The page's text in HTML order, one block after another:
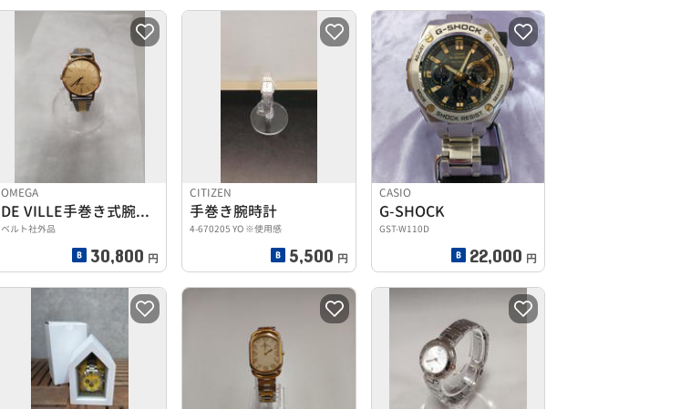
OMEGA
DE VILLE手巻き式腕時計
ベルト社外品
30,800 円
CITIZEN
手巻き腕時計
4-670205 YO ※使用感
5,500 円
CASIO
G-SHOCK
GST-W110D
22,000 円